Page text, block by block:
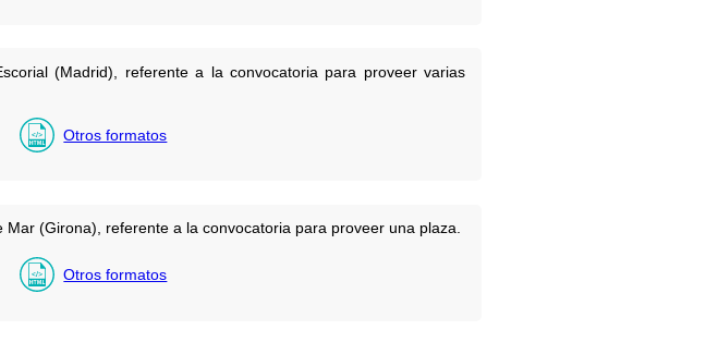
(Madrid), referente a la convocatoria para proveer varias
Otros formatos
(Girona), referente a la convocatoria para proveer una plaza.
Otros formatos